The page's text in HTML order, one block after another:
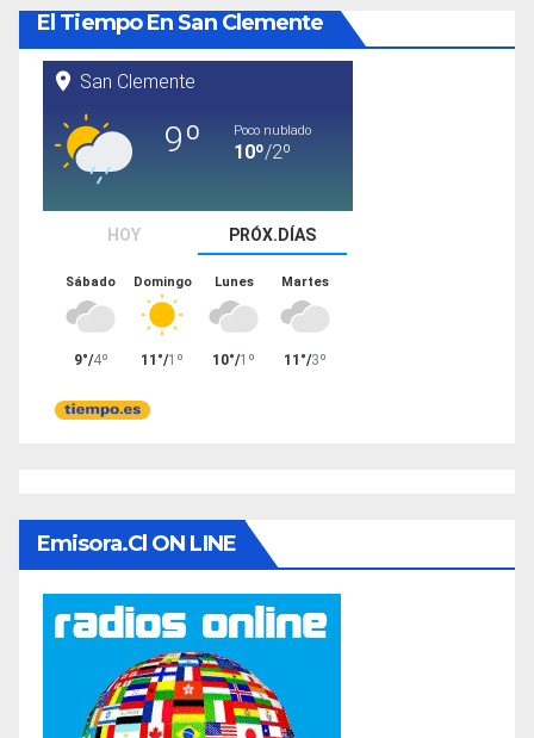
El Tiempo En San Clemente
Emisora.cl ON LINE